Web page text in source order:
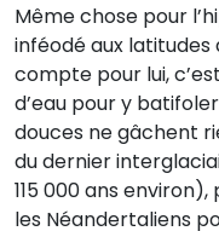
Même chose pour
inféodé aux latitudes
compte pour lui,
d’eau pour y
douces ne gâchent
du dernier
115 000 ans
les Néandertaliens